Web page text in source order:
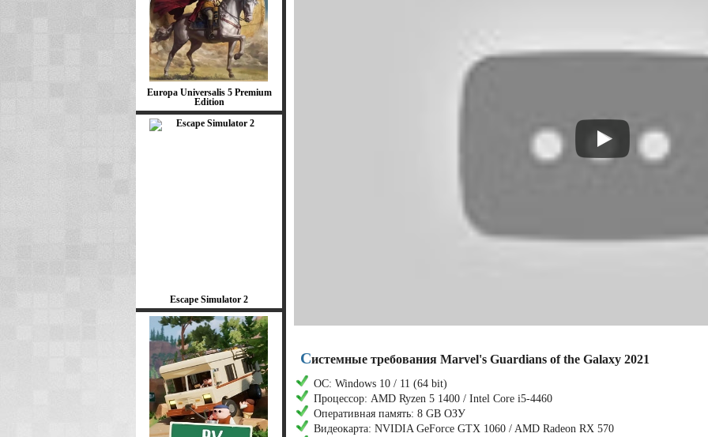
Europa Universalis 5 Premium
Edition
Escape Simulator 2
Системные требования Marvel's Guardians of the Galaxy 2021
ОС: Windows 10 / 11 (64 bit)
Процессор: AMD Ryzen 5 1400 / Intel Core i5-4460
Оперативная память: 8 GB ОЗУ
Видеокарта: NVIDIA GeForce GTX 1060 / AMD Radeon RX 570